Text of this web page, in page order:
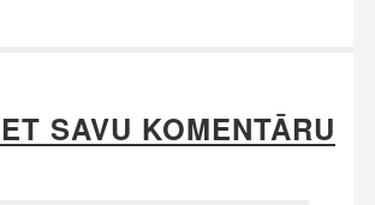
SAVU KOMENTĀRU